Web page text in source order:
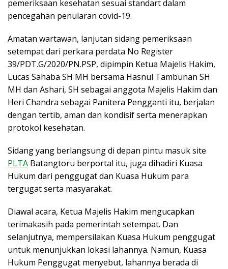
pemeriksaan kesehatan sesuai standart dalam
pencegahan penularan covid-19.
Amatan wartawan, lanjutan sidang pemeriksaan
setempat dari perkara perdata No Register
39/PDT.G/2020/PN.PSP, dipimpin Ketua Majelis Hakim,
Lucas Sahaba SH MH bersama Hasnul Tambunan SH
MH dan Ashari, SH sebagai anggota Majelis Hakim dan
Heri Chandra sebagai Panitera Pengganti itu, berjalan
dengan tertib, aman dan kondisif serta menerapkan
protokol kesehatan.
Sidang yang berlangsung di depan pintu masuk site
PLTA Batangtoru berportal itu, juga dihadiri Kuasa
Hukum dari penggugat dan Kuasa Hukum para
tergugat serta masyarakat.
Diawal acara, Ketua Majelis Hakim mengucapkan
terimakasih pada pemerintah setempat. Dan
selanjutnya, mempersilakan Kuasa Hukum penggugat
untuk menunjukkan lokasi lahannya. Namun, Kuasa
Hukum Penggugat menyebut, lahannya berada di